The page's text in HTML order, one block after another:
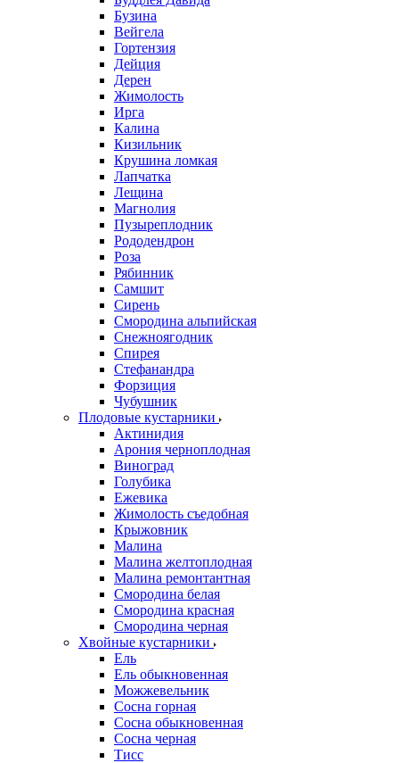
Бузина
Вейгела
Гортензия
Дейция
Дерен
Жимолость
Ирга
Калина
Кизильник
Крушина ломкая
Лапчатка
Лещина
Магнолия
Пузыреплодник
Рододендрон
Роза
Рябинник
Самшит
Сирень
Смородина альпийская
Снежноягодник
Спирея
Стефанандра
Форзиция
Чубушник
Плодовые кустарники
Актинидия
Арония черноплодная
Виноград
Голубика
Ежевика
Жимолость съедобная
Крыжовник
Малина
Малина желтоплодная
Малина ремонтантная
Смородина белая
Смородина красная
Смородина черная
Хвойные кустарники
Ель
Ель обыкновенная
Можжевельник
Сосна горная
Сосна обыкновенная
Сосна черная
Тисс